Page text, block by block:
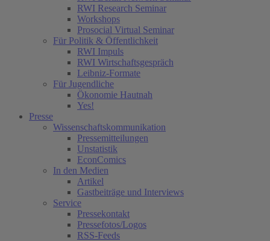
RWI Research Seminar
Workshops
Prosocial Virtual Seminar
Für Politik & Öffentlichkeit
RWI Impuls
RWI Wirtschaftsgespräch
Leibniz-Formate
Für Jugendliche
Ökonomie Hautnah
Yes!
Presse
Wissenschaftskommunikation
Pressemitteilungen
Unstatistik
EconComics
In den Medien
Artikel
Gastbeiträge und Interviews
Service
Pressekontakt
Pressefotos/Logos
RSS-Feeds